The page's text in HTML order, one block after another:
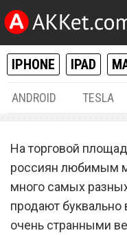
IPHONE IPAD
ANDROID TESLA
Магазин
жителей
На торговой
россиян любимым
много самых
продают буквально
очень странными